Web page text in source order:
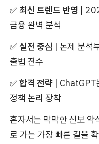
✅최신 트렌드 반영 |
금융 완벽 분석
✅실전 중심 | 논제 분석
출법 전수
✅합격 전략 | ChatGPT
정책 논리 장착
혼자서는 막막한 신보 약
로 가는 가장 빠른 길을